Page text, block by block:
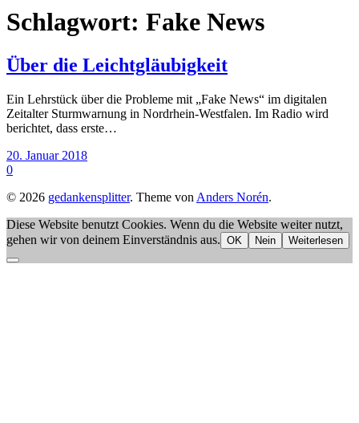
Schlagwort: Fake News
Über die Leichtgläubigkeit
Ein Lehrstück über die Probleme mit „Fake News“ im digitalen
Zeitalter Sturmwarnung in Nordrhein-Westfalen. Im Radio wird
berichtet, dass erste…
20. Januar 2018
0
© 2026 gedankensplitter. Theme von Anders Norén.
Diese Website benutzt Cookies. Wenn du die Website weiter nutzt,
gehen wir von deinem Einverständnis aus. OK Nein Weiterlesen